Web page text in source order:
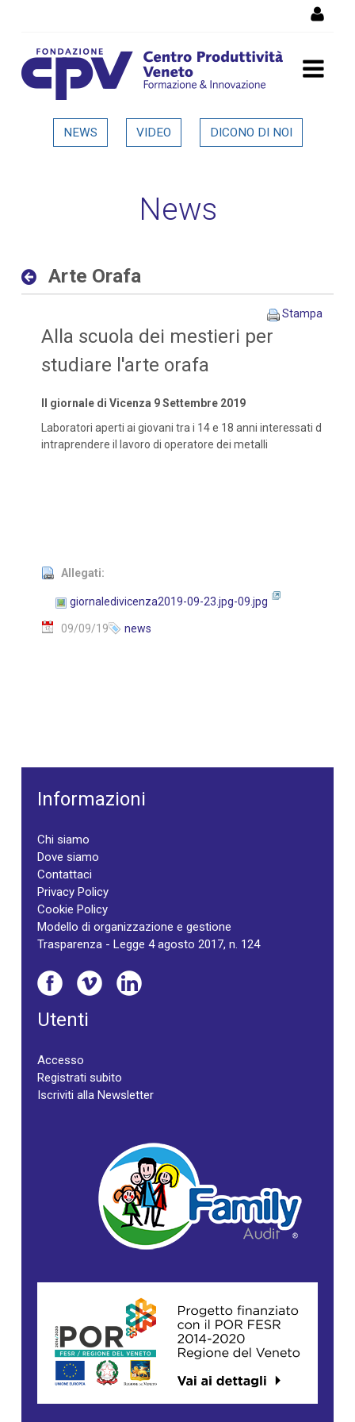
Arte Orafa - Dettaglio in
NEWS VIDEO DICONO DI NOI
News
Arte Orafa
Stampa
Alla scuola dei mestieri per
studiare l'arte orafa
Il giornale di Vicenza 9 Settembre 2019
Laboratori aperti ai giovani tra i 14 e 18 anni interessati d
intraprendere il lavoro di operatore dei metalli
Allegati:
giornaledivicenza2019-09-23.jpg-09.jpg
09/09/19 news
Informazioni
Chi siamo
Dove siamo
Contattaci
Privacy Policy
Cookie Policy
Modello di organizzazione e gestione
Trasparenza - Legge 4 agosto 2017, n. 124
Utenti
Accesso
Registrati subito
Iscriviti alla Newsletter